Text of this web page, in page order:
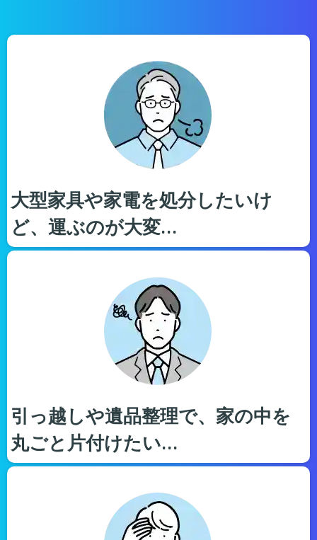
大型家具や家電を処分したいけ
ど、運ぶのが大変…
引っ越しや遺品整理で、家の中を
丸ごと片付けたい…